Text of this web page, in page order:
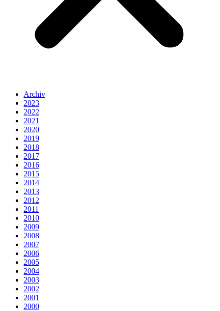
Archiv
2023
2022
2021
2020
2019
2018
2017
2016
2015
2014
2013
2012
2011
2010
2009
2008
2007
2006
2005
2004
2003
2002
2001
2000